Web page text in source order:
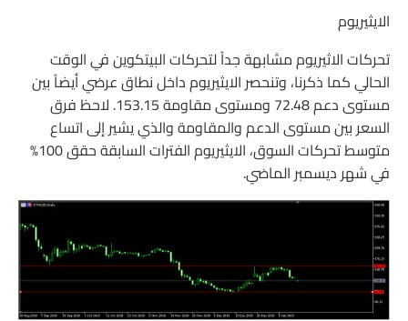
الايثيريوم
تحركات الاثيريوم مشابهة جداً لتحركات البيتكوين في الوقت
الحالي كما ذكرنا، وتنحصر الايثيريوم داخل نطاق عرضي أيضاً بين
مستوى دعم 72.48 ومستوى مقاومة 153.15. لاحظ فرق
السعر بين مستوى الدعم والمقاومة والذي يشير إلى اتساع
متوسط تحركات السوق، الايثيريوم الفترات السابقة حقق 100%
في شهر ديسمبر الماضي.